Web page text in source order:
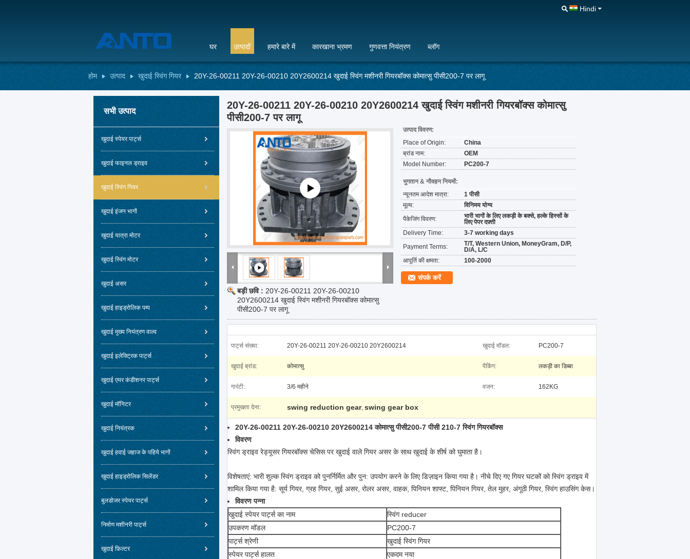
Hindi
घर उत्पादों हमारे बारे में कारखाना भ्रमण गुणवत्ता नियंत्रण ब्लॉग
होम उत्पाद खुदाई स्विंग गियर 20Y-26-00211 20Y-26-00210 20Y2600214 खुदाई स्विंग मशीनरी गियरबॉक्स कोमात्सु पीसी200-7 पर लागू
सभी उत्पाद
खुदाई स्पेयर पार्ट्स
खुदाई फाइनल ड्राइव
खुदाई स्विंग गियर
खुदाई इंजन भागों
खुदाई यात्रा मोटर
खुदाई स्विंग मोटर
खुदाई असर
खुदाई हाइड्रोलिक पम्प
खुदाई मुख्य नियंत्रण वाल्व
खुदाई इलेक्ट्रिक पार्ट्स
खुदाई एयर कंडीशनर पार्ट्स
खुदाई मॉनिटर
खुदाई नियंत्रक
खुदाई हवाई जहाज के पहिये भागों
खुदाई हाइड्रोलिक सिलेंडर
बुलडोजर स्पेयर पार्ट्स
निर्माण मशीनरी पार्ट्स
खुदाई फ़िल्टर
20Y-26-00211 20Y-26-00210 20Y2600214 खुदाई स्विंग मशीनरी गियरबॉक्स कोमात्सु
पीसी200-7 पर लागू
बड़ी छवि : 20Y-26-00211 20Y-26-00210
20Y2600214 खुदाई स्विंग मशीनरी गियरबॉक्स कोमात्सु
पीसी200-7 पर लागू
उत्पाद विवरण:
Place of Origin:
China
ब्रांड नाम:
OEM
Model Number:
PC200-7
भुगतान & नौवहन नियमों:
न्यूनतम आदेश मात्रा:
1 पीसी
मूल्य:
विनिमय योग्य
पैकेजिंग विवरण:
भारी भागों के लिए लकड़ी के बक्से, हल्के हिस्सों के
लिए पेपर दफ़्ती
Delivery Time:
3-7 working days
Payment Terms:
T/T, Western Union, MoneyGram, D/P,
D/A, L/C
आपूर्ति की क्षमता:
100-2000
संपर्क करें
पार्ट्स संख्या: 20Y-26-00211 20Y-26-00210 20Y2600214 खुदाई मॉडल: PC200-7
खुदाई ब्रांड: कोमात्सु पैकिंग: लकड़ी का डिब्बा
गारंटी: 3/6 महीने वजन: 162KG
प्रमुखता देना: swing reduction gear, swing gear box
20Y-26-00211 20Y-26-00210 20Y2600214 कोमात्सु पीसी200-7 पीसी 210-7 स्विंग गियरबॉक्स
विवरण
स्विंग ड्राइव रेड्यूसर गियरबॉक्स चेसिस पर खुदाई वाले गियर असर के साथ खुदाई के शीर्ष को घुमाता है।
विशेषताएं: भारी शुल्क स्विंग ड्राइव को पुनर्निर्मित और पुन: उपयोग करने के लिए डिज़ाइन किया गया है। नीचे दिए गए गियर घटकों को स्विंग ड्राइव में
शामिल किया गया है: सूर्य गियर, ग्रह गियर, सुई असर, रोलर असर, वाहक, पिनियन शाफ्ट, पिनियन गियर, तेल मुहर, अंगूठी गियर, स्विंग हाउसिंग केस।
विवरण पन्ना
खुदाई स्पेयर पार्ट्स का नाम
स्विंग reducer
उपकरण मॉडल
PC200-7
पार्ट्स श्रेणी
खुदाई स्विंग गियर
स्पेयर पार्ट्स हालत
एकदम नया